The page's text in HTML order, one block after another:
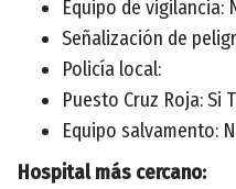
Equipo de vigilancia:
Señalización de
Policía local:
Puesto Cruz Roja: Si
Equipo salvamento:
Hospital más cercano: